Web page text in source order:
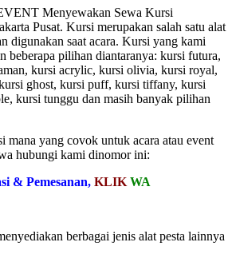
Menyewakan Sewa Kursi
Pusat. Kursi merupakan salah satu alat
digunakan saat acara. Kursi yang kami
beberapa pilihan diantaranya: kursi futura,
kursi acrylic, kursi olivia, kursi royal,
ghost, kursi puff, kursi tiffany, kursi
kursi tunggu dan masih banyak pilihan
mana yang covok untuk acara atau event
hubungi kami dinomor ini:
& Pemesanan, KLIK WA
berbagai jenis alat pesta lainnya